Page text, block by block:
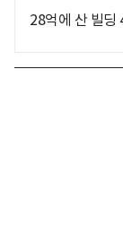
28억에 산 빌딩